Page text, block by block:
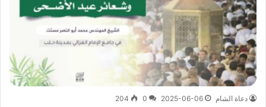
دعاة الشام 2025-06-06
0
204